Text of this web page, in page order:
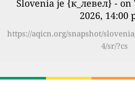
Slovenia је {к_левел} -
2026, 14:00
https://aqicn.org/snapshot/
4/sr/?cs